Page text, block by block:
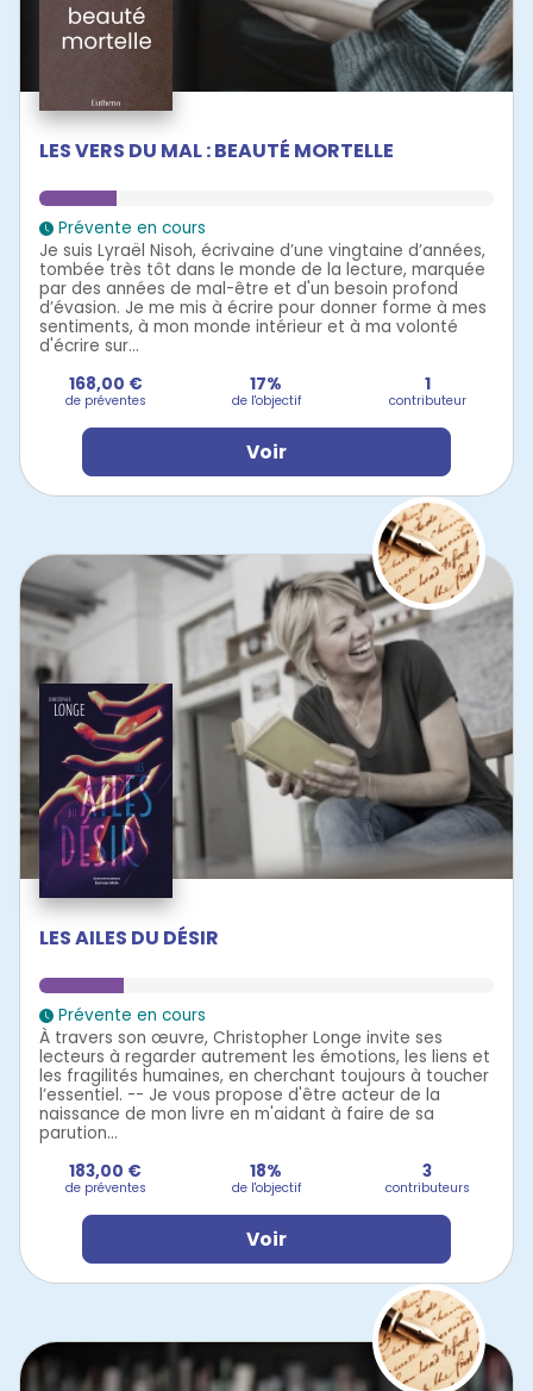
LES VERS DU MAL : BEAUTÉ MORTELLE
Prévente en cours
Je suis Lyraël Nisoh, écrivaine d’une vingtaine d’années,
tombée très tôt dans le monde de la lecture, marquée
par des années de mal-être et d'un besoin profond
d’évasion. Je me mis à écrire pour donner forme à mes
sentiments, à mon monde intérieur et à ma volonté
d'écrire sur...
168,00 €
de préventes
17%
de l'objectif
1
contributeur
Voir
LES AILES DU DÉSIR
Prévente en cours
À travers son œuvre, Christopher Longe invite ses
lecteurs à regarder autrement les émotions, les liens et
les fragilités humaines, en cherchant toujours à toucher
l’essentiel. -- Je vous propose d'être acteur de la
naissance de mon livre en m'aidant à faire de sa
parution...
183,00 €
de préventes
18%
de l'objectif
3
contributeurs
Voir